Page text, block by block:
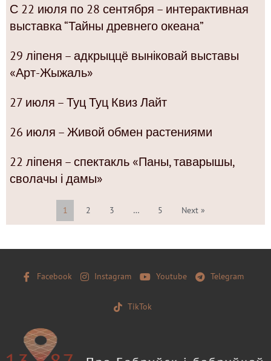
С 22 июля по 28 сентября – интерактивная
выставка “Тайны древнего океана”
29 ліпеня – адкрыццё выніковай выставы
«Арт-Жыжаль»
27 июля – Туц Туц Квиз Лайт
26 июля – Живой обмен растениями
22 ліпеня – спектакль «Паны, таварышы,
сволачы і дамы»
1 2 3 … 5 Next »
Facebook Instagram Youtube Telegram
TikTok